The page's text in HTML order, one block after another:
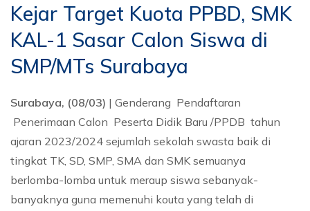
Kejar Target Kuota PPBD, SMK
KAL-1 Sasar Calon Siswa di
SMP/MTs Surabaya
Surabaya, (08/03) | Genderang Pendaftaran
Penerimaan Calon Peserta Didik Baru /PPDB tahun
ajaran 2023/2024 sejumlah sekolah swasta baik di
tingkat TK, SD, SMP, SMA dan SMK semuanya
berlomba-lomba untuk meraup siswa sebanyak-
banyaknya guna memenuhi kouta yang telah di